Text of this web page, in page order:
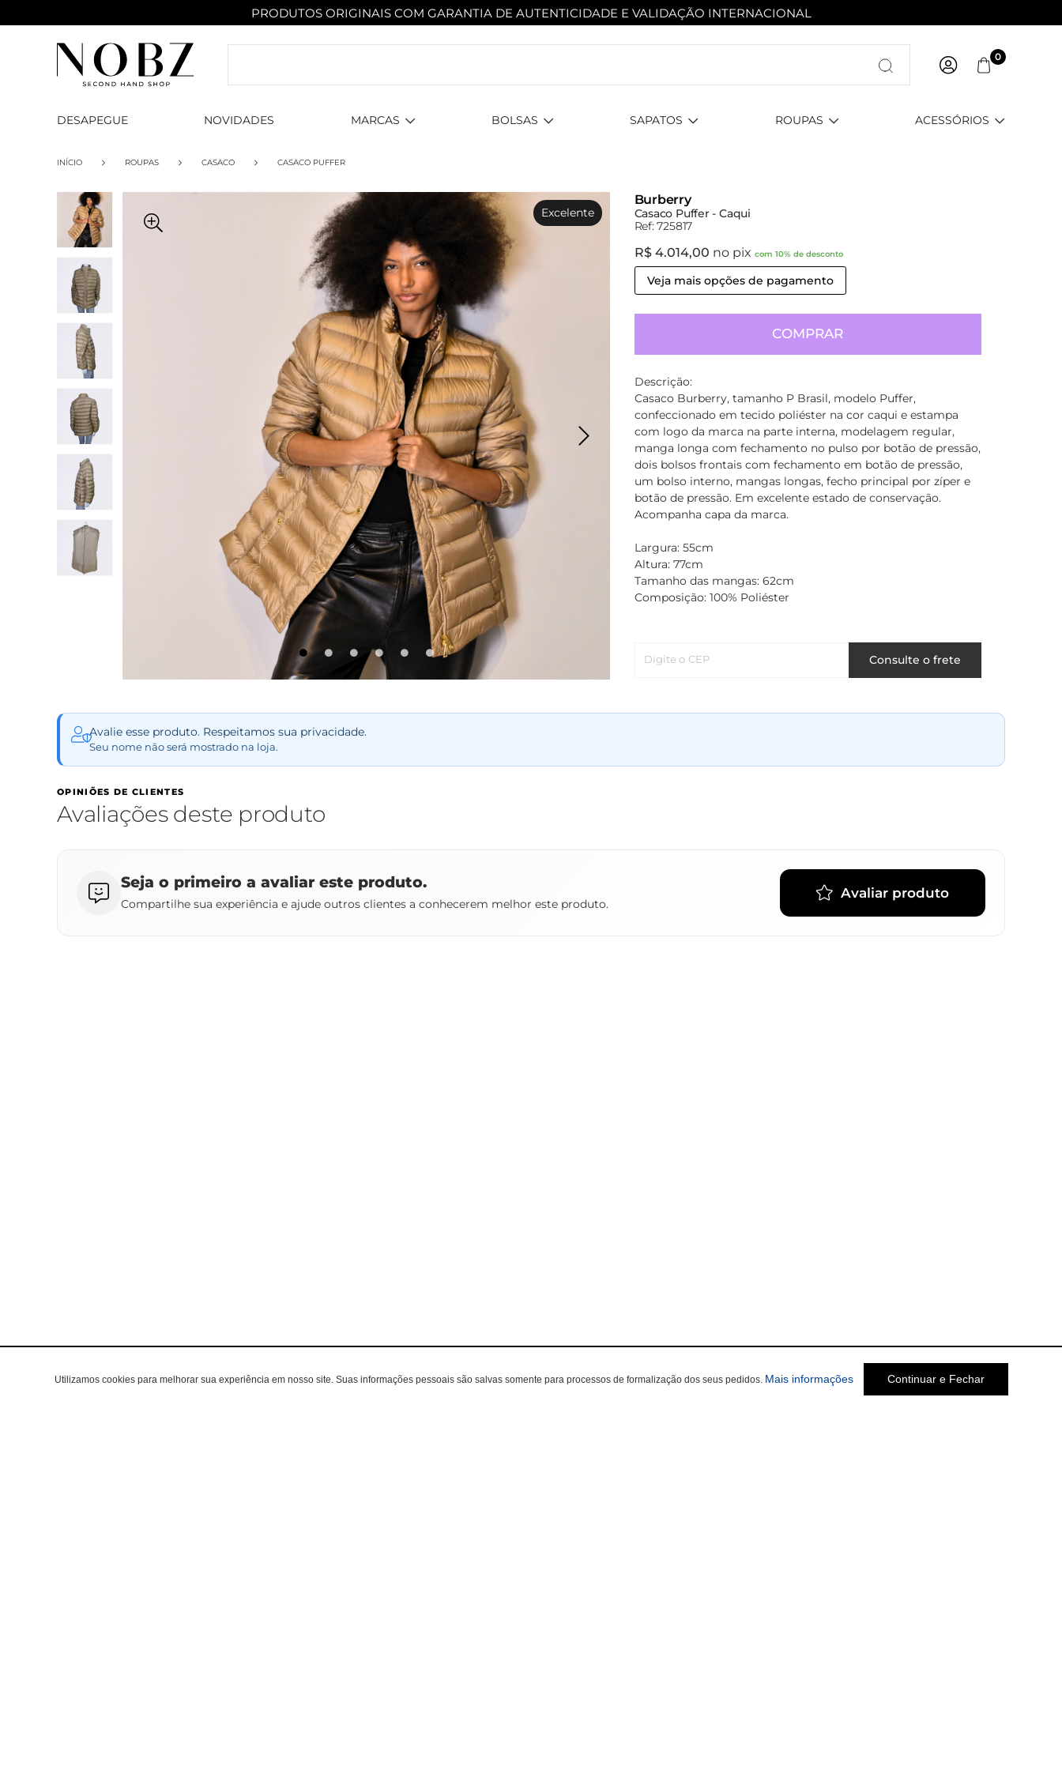
Entre com email ou cpf/cnpj
PRODUTOS ORIGINAIS COM GARANTIA DE AUTENTICIDADE E VALIDAÇÃO INTERNACIONAL
0
DESAPEGUE NOVIDADES MARCAS BOLSAS SAPATOS ROUPAS ACESSÓRIOS
INÍCIO ROUPAS CASACO CASACO PUFFER
Excelente
Burberry
Casaco Puffer - Caqui
Ref: 725817
R$ 4.014,00 no pix com 10% de desconto
Veja mais opções de pagamento
COMPRAR
Descrição:
Casaco Burberry, tamanho P Brasil, modelo Puffer,
confeccionado em tecido poliéster na cor caqui e estampa
com logo da marca na parte interna, modelagem regular,
manga longa com fechamento no pulso por botão de pressão,
dois bolsos frontais com fechamento em botão de pressão,
um bolso interno, mangas longas, fecho principal por zíper e
botão de pressão. Em excelente estado de conservação.
Acompanha capa da marca.
Largura: 55cm
Altura: 77cm
Tamanho das mangas: 62cm
Composição: 100% Poliéster
Digite o CEP Consulte o frete
Avalie esse produto. Respeitamos sua privacidade.
Seu nome não será mostrado na loja.
OPINIÕES DE CLIENTES
Avaliações deste produto
Seja o primeiro a avaliar este produto.
Compartilhe sua experiência e ajude outros clientes a conhecerem melhor este produto.
Avaliar produto
Utilizamos cookies para melhorar sua experiência em nosso site. Suas informações pessoais são salvas somente para processos de formalização dos seus pedidos. Mais informações Continuar e Fechar